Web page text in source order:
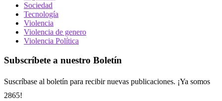
Sociedad
Tecnología
Violencia
Violencia de genero
Violencia Política
Subscríbete a nuestro Boletín
Suscríbase al boletín para recibir nuevas publicaciones. ¡Ya somos
2865!